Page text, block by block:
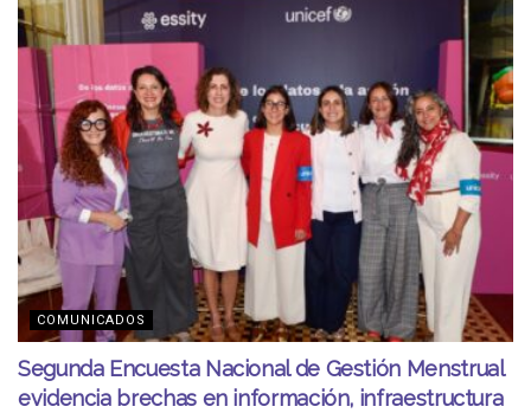
COMUNICADOS
Segunda Encuesta Nacional de Gestión Menstrual
evidencia brechas en información, infraestructura